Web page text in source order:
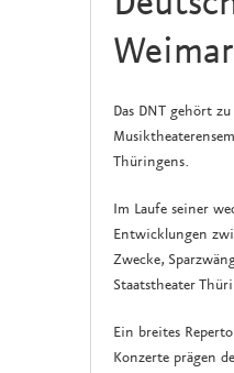
Weimar
Das DNT gehört
Thüringens.
Im Laufe seiner
Entwicklungen
Zwecke,
Staatstheater
Ein breites
Konzerte prägen